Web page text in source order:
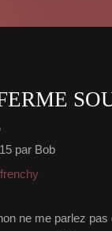
par Bob
ne me parlez